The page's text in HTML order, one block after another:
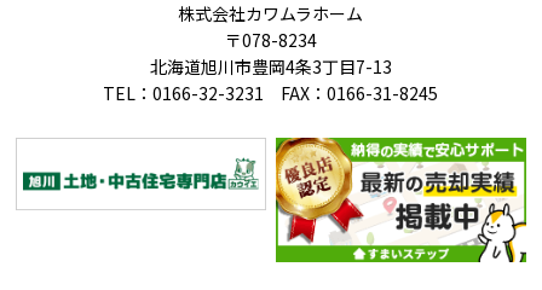
株式会社カワムラホーム
〒078-8234
北海道旭川市豊岡4条3丁目7-13
TEL：0166-32-3231 FAX：0166-31-8245